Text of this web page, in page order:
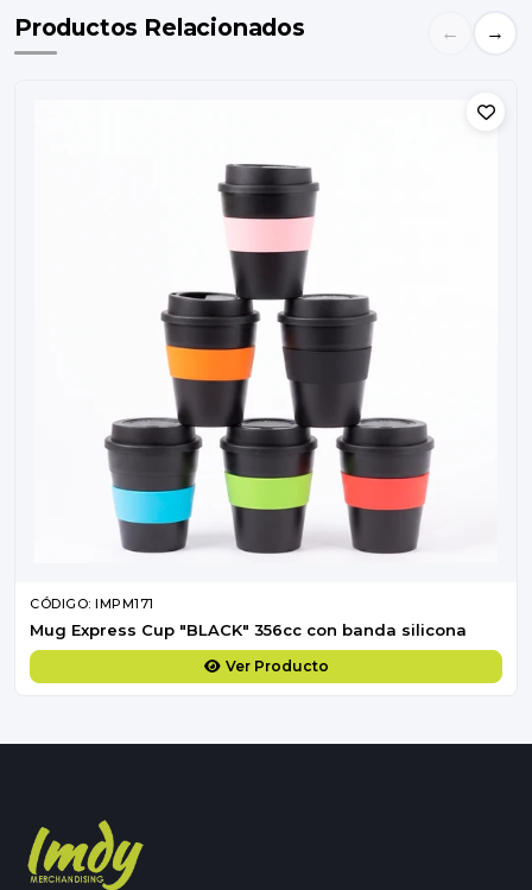
Productos Relacionados ← →
CÓDIGO: IMPM171
Mug Express Cup "BLACK" 356cc con banda silicona
Ver Producto